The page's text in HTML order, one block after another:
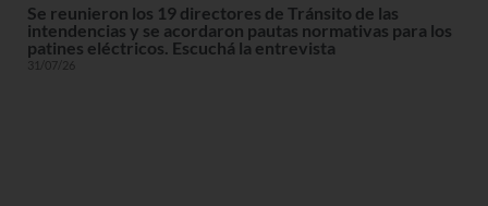
Se reunieron los 19 directores de Tránsito de las
intendencias y se acordaron pautas normativas para los
patines eléctricos. Escuchá la entrevista
31/07/26